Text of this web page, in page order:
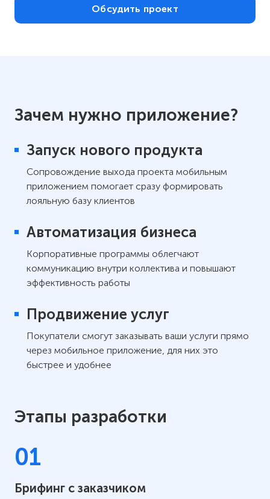
Обсудить проект
Зачем нужно приложение?
Запуск нового продукта
Сопровождение выхода проекта мобильным
приложением помогает сразу формировать
лояльную базу клиентов
Автоматизация бизнеса
Корпоративные программы облегчают
коммуникацию внутри коллектива и повышают
эффективность работы
Продвижение услуг
Покупатели смогут заказывать ваши услуги прямо
через мобильное приложение, для них это
быстрее и удобнее
Этапы разработки
01
Брифинг с заказчиком